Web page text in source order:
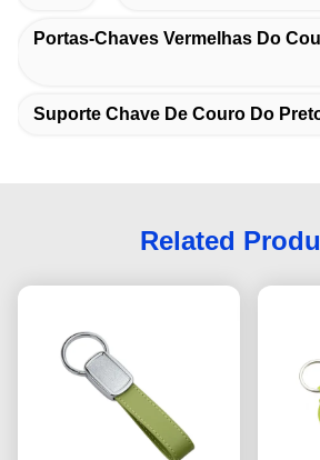
Portas-Chaves Vermelhas Do
Suporte Chave De Couro Do
Related